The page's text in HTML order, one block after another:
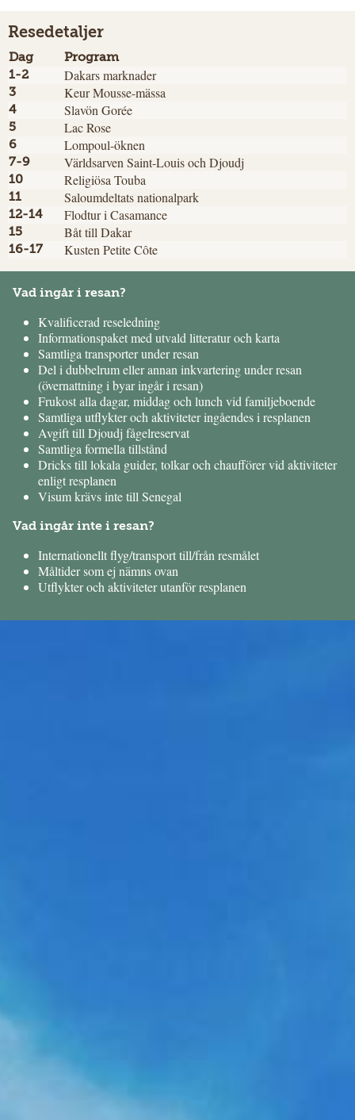
Resedetaljer
Dag
Program
1-2
Dakars marknader
3 Keur Mousse-mässa
4 Slavön Gorée
5 Lac Rose
6 Lompoul-öknen
7-9 Världsarven Saint-Louis och Djoudj
10 Religiösa Touba
11 Saloumdeltats nationalpark
12-14 Flodtur i Casamance
15 Båt till Dakar
16-17 Kusten Petite Côte
Vad ingår i resan?
Kvalificerad reseledning
Informationspaket med utvald litteratur och karta
Samtliga transporter under resan
Del i dubbelrum eller annan inkvartering under resan
(övernattning i byar ingår i resan)
Frukost alla dagar, middag och lunch vid familjeboende
Samtliga utflykter och aktiviteter ingåendes i resplanen
Avgift till Djoudj fågelreservat
Samtliga formella tillstånd
Dricks till lokala guider, tolkar och chaufförer vid aktiviteter
enligt resplanen
Visum krävs inte till Senegal
Vad ingår inte i resan?
Internationellt flyg/transport till/från resmålet
Måltider som ej nämns ovan
Utflykter och aktiviteter utanför resplanen